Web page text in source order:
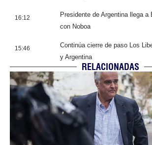
16:12
Presidente de Argentina llega a
con Noboa
15:46
Continúa cierre de paso Los
y Argentina
RELACIONADAS